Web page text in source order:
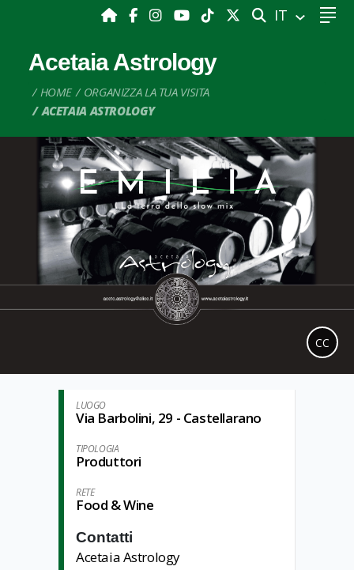
CERCA
IT
Acetaia Astrology
HOME
ORGANIZZA LA TUA VISITA
ACETAIA ASTROLOGY
CC
LUOGO
Via Barbolini, 29 - Castellarano
TIPOLOGIA
Produttori
RETE
Food & Wine
Contatti
Acetaia Astrology